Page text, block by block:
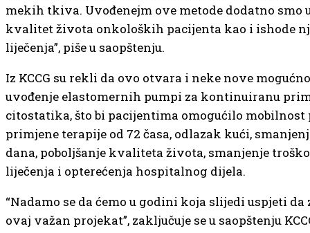
mekih tkiva. Uvođenejm ove metode dodatno
kvalitet života onkoloških pacijenta kao i ishode
liječenja”, piše u saopštenju.
Iz KCCG su rekli da ovo otvara i neke nove
uvođenje elastomernih pumpi za kontinuiranu
citostatika, što bi pacijentima omogućilo
primjene terapije od 72 časa, odlazak kući,
dana, poboljšanje kvaliteta života, smanjenje
liječenja i opterećenja hospitalnog dijela.
“Nadamo se da ćemo u godini koja slijedi uspjeti
ovaj važan projekat”, zaključuje se u saopštenju